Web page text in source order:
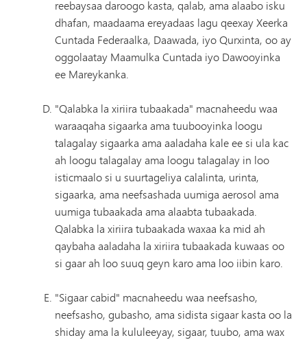
reebaysaa daroogo kasta, qalab, ama alaabo isku
dhafan, maadaama ereyadaas lagu qeexay Xeerka
Cuntada Federaalka, Daawada, iyo Qurxinta, oo ay
oggolaatay Maamulka Cuntada iyo Dawooyinka
ee Mareykanka.
"Qalabka la xiriira tubaakada" macnaheedu waa
waraaqaha sigaarka ama tuubooyinka loogu
talagalay sigaarka ama aaladaha kale ee si ula kac
ah loogu talagalay ama loogu talagalay in loo
isticmaalo si u suurtageliya calalinta, urinta,
sigaarka, ama neefsashada uumiga aerosol ama
uumiga tubaakada ama alaabta tubaakada.
Qalabka la xiriira tubaakada waxaa ka mid ah
qaybaha aaladaha la xiriira tubaakada kuwaas oo
si gaar ah loo suuq geyn karo ama loo iibin karo.
"Sigaar cabid" macnaheedu waa neefsasho,
neefsasho, gubasho, ama sidista sigaar kasta oo la
shiday ama la kululeeyay, sigaar, tuubo, ama wax